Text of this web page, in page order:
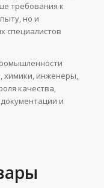
требования к
но и
специалистов
химики, инженеры,
качества,
и